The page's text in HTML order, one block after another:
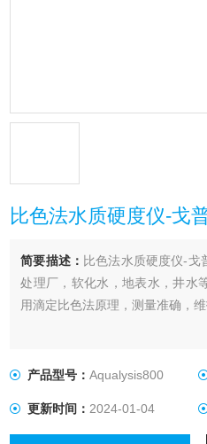
比色法水质硬度仪-戈
简要描述： 比色法水质硬度仪-戈
处理厂，软化水，地表水，井水
用滴定比色法原理，测量准确，维
产品型号：Aqualysis800
更新时间：2024-01-04